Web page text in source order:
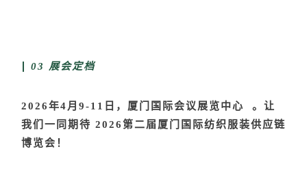
03 展会定档
2026年4月9-11日， 厦门国际会议展览中心 。 让
我们一同期待 2026第二届厦门国际纺织服装供应链
博览会！